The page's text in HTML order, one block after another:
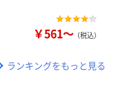
￥561～ （税込）
ランキングをもっと見る